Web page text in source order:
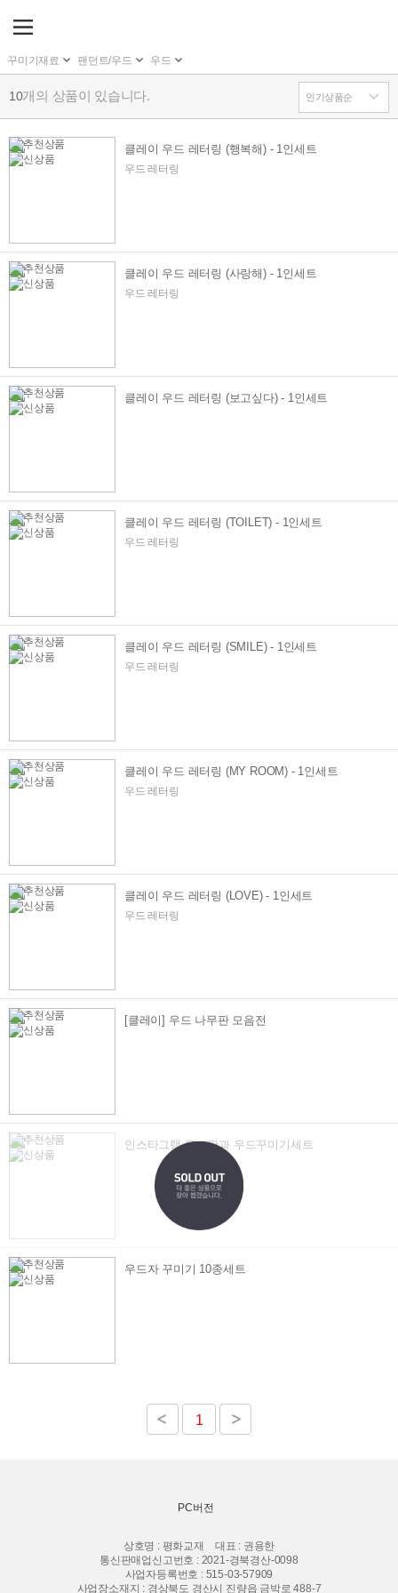
꾸미기재료 팬던트/우드 우드
10개의 상품이 있습니다.
클레이 우드 레터링 (행복해) - 1인세트
우드 레터링
클레이 우드 레터링 (사랑해) - 1인세트
우드 레터링
클레이 우드 레터링 (보고싶다) - 1인세트
클레이 우드 레터링 (TOILET) - 1인세트
우드 레터링
클레이 우드 레터링 (SMILE) - 1인세트
우드 레터링
클레이 우드 레터링 (MY ROOM) - 1인세트
우드 레터링
클레이 우드 레터링 (LOVE) - 1인세트
우드 레터링
[클레이] 우드 나무판 모음전
인스타그램 우드판과 우드꾸미기세트
우드자 꾸미기 10종세트
1
PC버전
상호명 : 평화교재
대표 : 권용한
통신판매업신고번호 : 2021-경북경산-0098
사업자등록번호 : 515-03-57909
사업장소재지 : 경상북도 경산시 진량읍 금박로 488-7